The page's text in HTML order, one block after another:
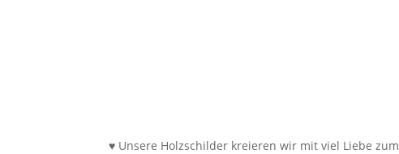
♥ Unsere Holzschilder kreieren wir mit viel Liebe zum